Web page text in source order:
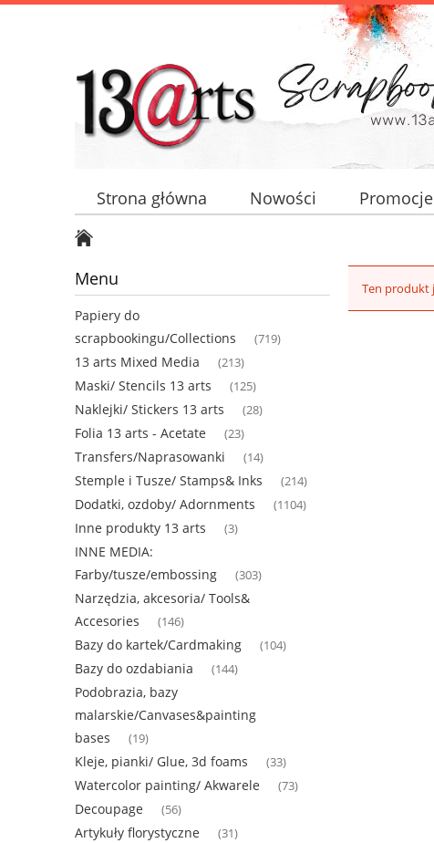
Strona główna Nowości Promocje
Menu
Papiery do
scrapbookingu/Collections
(719)
13 arts Mixed Media (213)
Maski/ Stencils 13 arts (125)
Naklejki/ Stickers 13 arts (28)
Folia 13 arts - Acetate (23)
Transfers/Naprasowanki (14)
Stemple i Tusze/ Stamps& Inks (214)
Dodatki, ozdoby/ Adornments (1104)
Inne produkty 13 arts (3)
INNE MEDIA:
Farby/tusze/embossing
(303)
Narzędzia, akcesoria/ Tools&
Accesories
(146)
Bazy do kartek/Cardmaking (104)
Bazy do ozdabiania (144)
Podobrazia, bazy
malarskie/Canvases&painting
bases
(19)
Kleje, pianki/ Glue, 3d foams (33)
Watercolor painting/ Akwarele (73)
Decoupage (56)
Artykuły florystyczne (31)
Ten produkt